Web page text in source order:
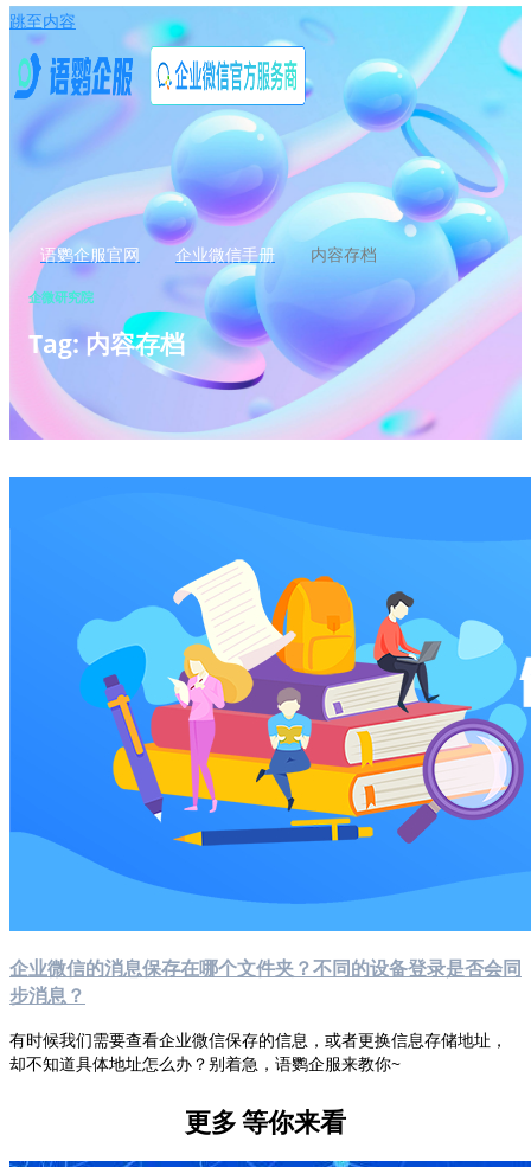
跳至内容
语鹦企服官网 企业微信手册 内容存档
企微研究院
Tag: 内容存档
企业微信的消息保存在哪个文件夹？不同的设备登录是否会同
步消息？
有时候我们需要查看企业微信保存的信息，或者更换信息存储地址，
却不知道具体地址怎么办？别着急，语鹦企服来教你~
更多等你来看